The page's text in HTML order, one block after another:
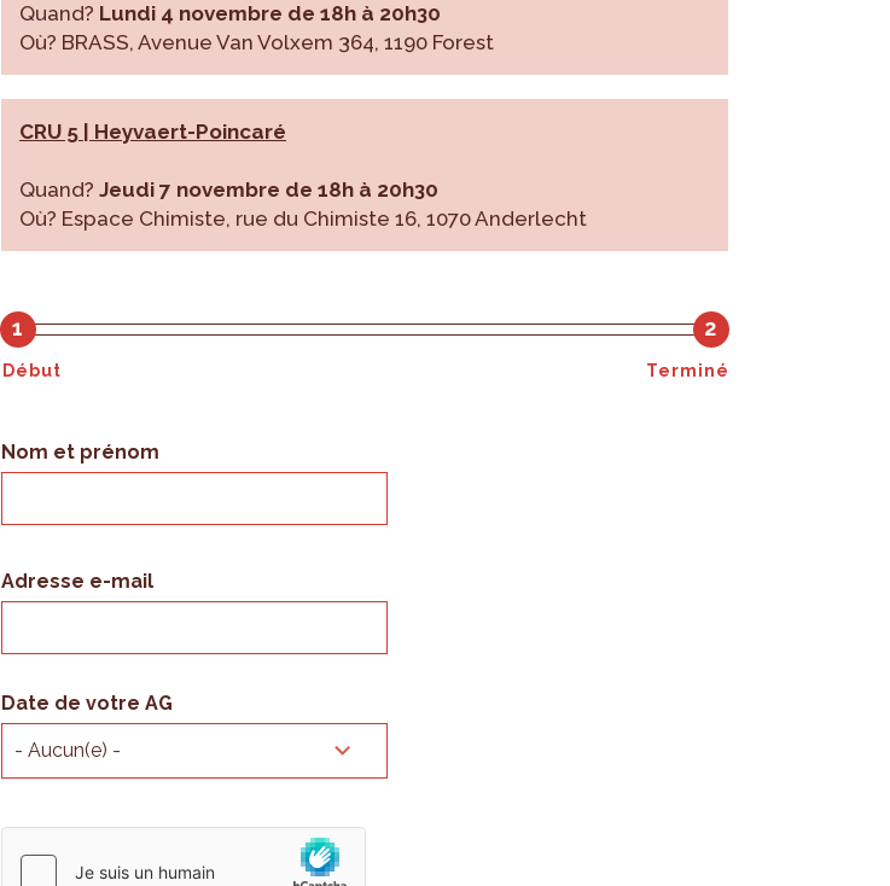
Quand? Lundi 4 novembre de 18h à 20h30
Où? BRASS, Avenue Van Volxem 364, 1190 Forest
CRU 5 | Heyvaert-Poincaré
Quand? Jeudi 7 novembre de 18h à 20h30
Où? Espace Chimiste, rue du Chimiste 16, 1070 Anderlecht
1
Début
2
Terminé
Nom et prénom
Adresse e-mail
Date de votre AG